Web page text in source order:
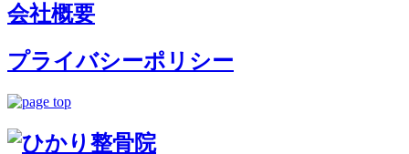
会社概要
プライバシーポリシー